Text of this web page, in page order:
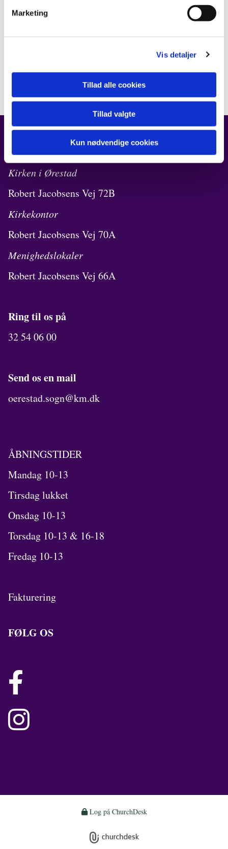
Marketing
Vis detaljer
Tillad alle cookies
Tillad valgte
Kun nødvendige cookies
FIND OS
Kirken i Ørestad
Robert Jacobsens Vej 72B
Kirkekontor
Robert Jacobsens Vej 70A
Menighedslokaler
Robert Jacobsens Vej 66A
Ring til os på
32 54 06 00
Send os en mail
oerestad.sogn@km.dk
ÅBNINGSTIDER
Mandag 10-13
Tirsdag lukket
Onsdag 10-13
Torsdag 10-13 & 16-18
Fredag 10-13
Fakturering
FØLG OS


Log på ChurchDesk